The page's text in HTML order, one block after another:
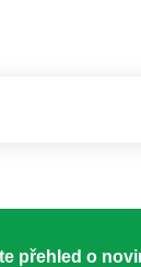
přehled o